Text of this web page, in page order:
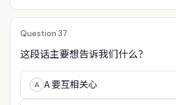
Question 37
这段话主要想告诉我们什么？
A A 要互相关心